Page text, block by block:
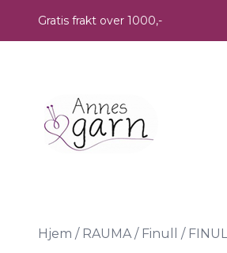
Gratis frakt over 1000,-
Hjem / RAUMA / Finull /